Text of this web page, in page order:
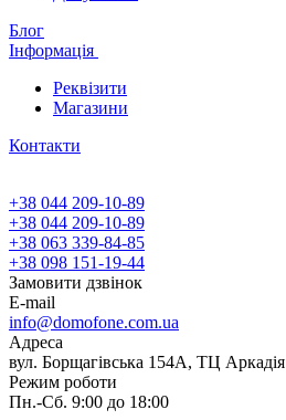
Блог
Інформація
Реквізити
Магазини
Контакти
+38 044 209-10-89
+38 044 209-10-89
+38 063 339-84-85
+38 098 151-19-44
Замовити дзвінок
E-mail
info@domofone.com.ua
Адреса
вул. Борщагівська 154А, ТЦ Аркадія
Режим роботи
Пн.-Сб. 9:00 до 18:00